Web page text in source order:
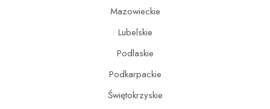
Mazowieckie
Lubelskie
Podlaskie
Podkarpackie
Świętokrzyskie